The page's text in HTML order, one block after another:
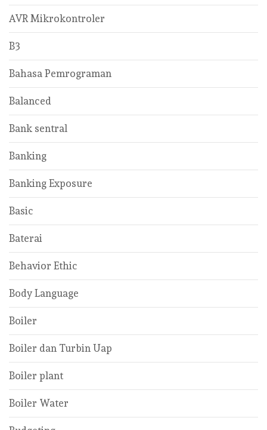
AVR Mikrokontroler
B3
Bahasa Pemrograman
Balanced
Bank sentral
Banking
Banking Exposure
Basic
Baterai
Behavior Ethic
Body Language
Boiler
Boiler dan Turbin Uap
Boiler plant
Boiler Water